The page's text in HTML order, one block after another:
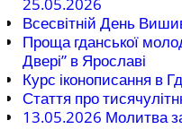
25.05.2026
Всесвітній День
Проща гданської
Двері” в Ярославі
Курс іконописання в
Стаття про
13.05.2026 Молитва